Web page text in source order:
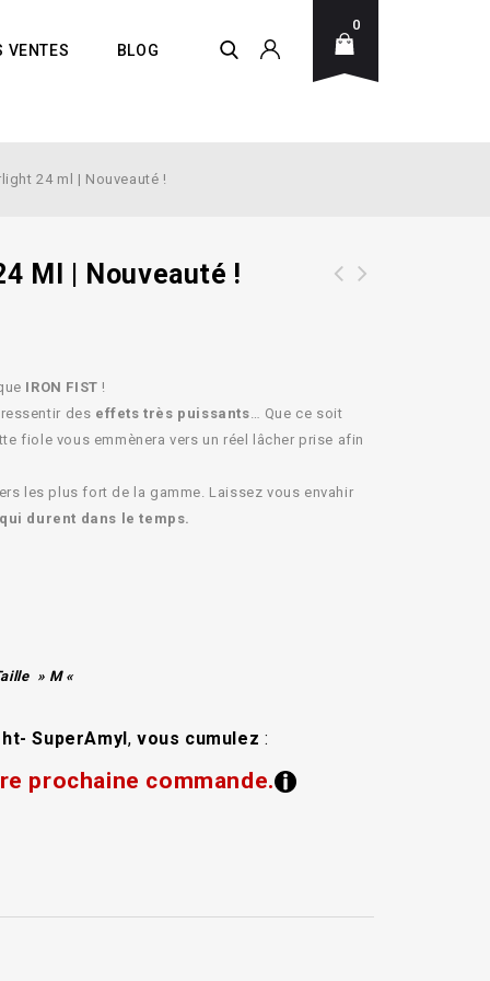
VENTES BLOG
0
24 ml | Nouveauté !
Ml | Nouveauté !
IRON FIST !
des effets très puissants… Que ce soit
fiole vous emmènera vers un réel lâcher prise afin
les plus fort de la gamme. Laissez vous envahir
durent dans le temps.
» M «
SuperAmyl, vous cumulez :
prochaine commande.